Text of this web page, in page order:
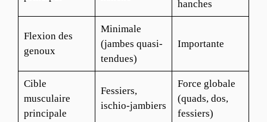
hanches
Flexion des
genoux
Minimale
(jambes quasi-
tendues)
Importante
Cible
musculaire
principale
Fessiers,
ischio-jambiers
Force globale
(quads, dos,
fessiers)